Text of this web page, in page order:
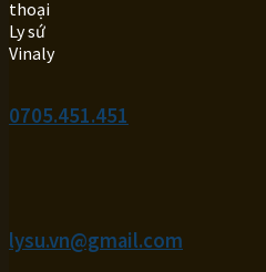
0705.451.451
lysu.vn@gmail.com